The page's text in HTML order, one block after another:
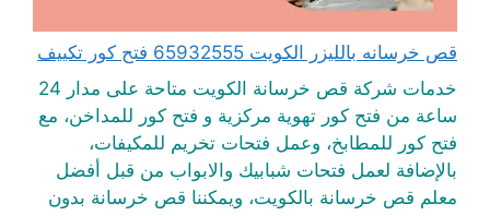
قص خرسانه بالليزر الكويت 65932555 فتح كور تكييف
خدمات شركة قص خرسانة الكويت متاحة على مدار 24
ساعة من فتح كور تهوية مركزية و فتح كور للمداخن، مع
فتح كور للمطابخ، وعمل فتحات تخريم للمكيفات،
بالإضافة لعمل فتحات شبابيك والابواب من قبل أفضل
معلم قص خرسانة بالكويت، ويمكننا قص خرسانة بدون